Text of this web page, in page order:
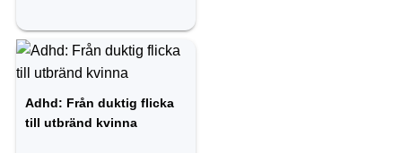
Adhd: Från duktig flicka
till utbränd kvinna